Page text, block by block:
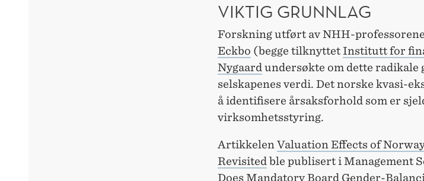
VIKTIG GRUNNLAG
Forskning utført av NHH-professorene
Eckbo (begge tilknyttet Institutt for
Nygaard undersøkte om dette
selskapenes verdi. Det norske kvasi-
å identifisere årsaksforhold som er
virksomhetsstyring.
Artikkelen Valuation Effects of
Revisited ble publisert i Management
Does Mandatory Board Gender-